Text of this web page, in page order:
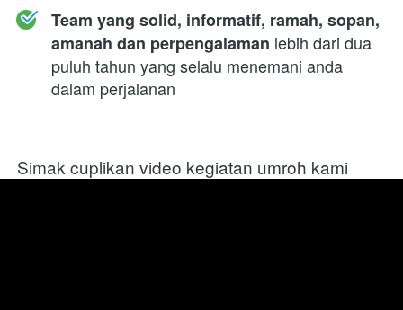
Team yang solid, informatif, ramah, sopan,
amanah dan perpengalaman lebih dari dua
puluh tahun yang selalu menemani anda
dalam perjalanan
Simak cuplikan video kegiatan umroh kami